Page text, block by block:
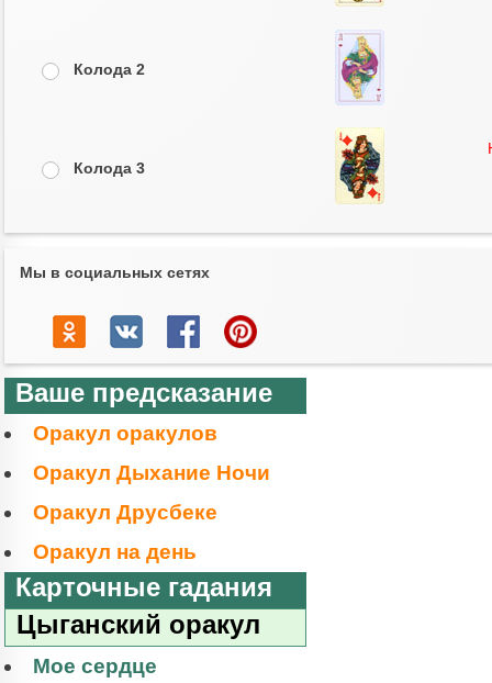
Колода 2
Колода 3
Мы в социальных сетях
Ваше предсказание
Оракул оракулов
Оракул Дыхание Ночи
Оракул Друсбеке
Оракул на день
Карточные гадания
Цыганский оракул
Мое сердце